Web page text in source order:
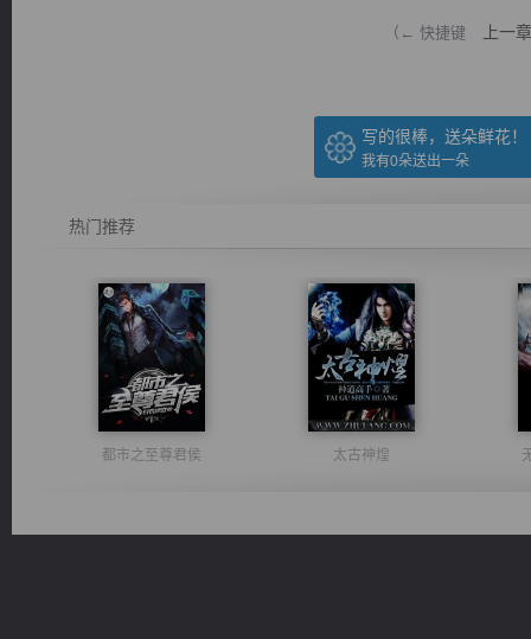
（← 快捷键 上一章
写的很棒，送朵鲜花！
我有0朵送出一朵
热门推荐
都市之至尊君侯 太古神煌